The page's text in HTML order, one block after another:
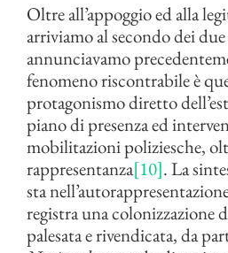
Oltre all’appoggio ed alla
arriviamo al secondo dei
annunciavamo
fenomeno riscontrabile è
protagonismo diretto
piano di presenza ed
mobilitazioni poliziesche,
rappresentanza[10]. La
sta
registra una colonizzazione
palesata e rivendicata, da